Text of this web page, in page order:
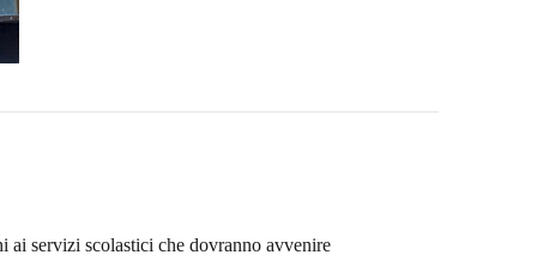
ai servizi scolastici che dovranno avvenire